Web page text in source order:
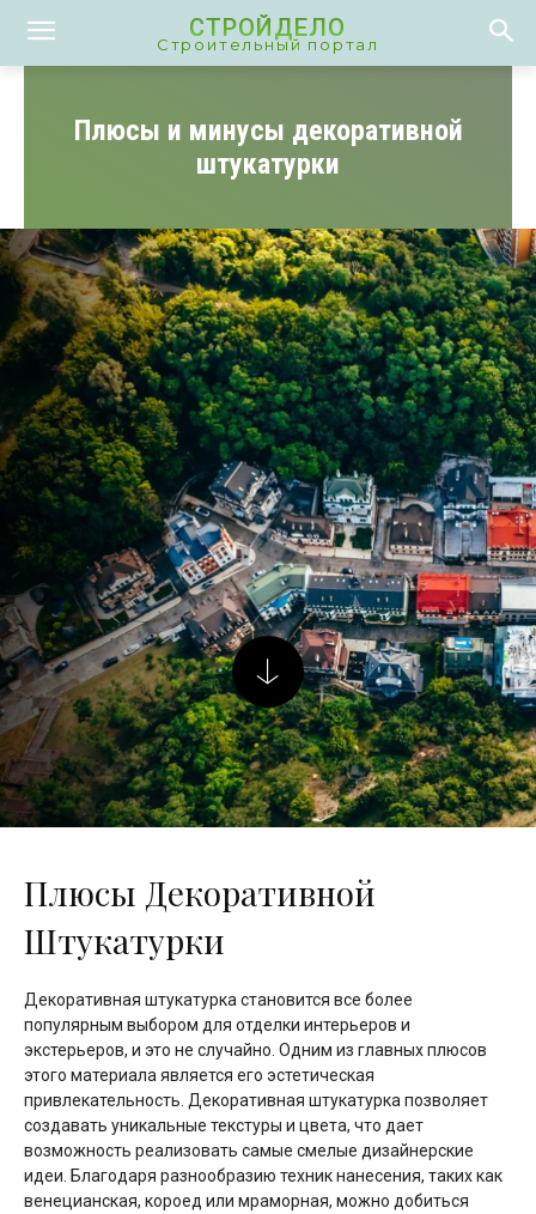
СТРОЙДЕЛО
Строительный портал
Плюсы и минусы декоративной
штукатурки
Плюсы Декоративной
Штукатурки
Декоративная штукатурка становится все более
популярным выбором для отделки интерьеров и
экстерьеров, и это не случайно. Одним из главных плюсов
этого материала является его эстетическая
привлекательность. Декоративная штукатурка позволяет
создавать уникальные текстуры и цвета, что дает
возможность реализовать самые смелые дизайнерские
идеи. Благодаря разнообразию техник нанесения, таких как
венецианская, короед или мраморная, можно добиться